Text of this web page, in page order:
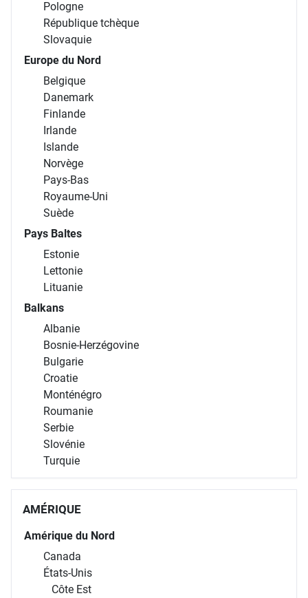
Pologne
République tchèque
Slovaquie
Europe du Nord
Belgique
Danemark
Finlande
Irlande
Islande
Norvège
Pays-Bas
Royaume-Uni
Suède
Pays Baltes
Estonie
Lettonie
Lituanie
Balkans
Albanie
Bosnie-Herzégovine
Bulgarie
Croatie
Monténégro
Roumanie
Serbie
Slovénie
Turquie
AMÉRIQUE
Amérique du Nord
Canada
États-Unis
Côte Est